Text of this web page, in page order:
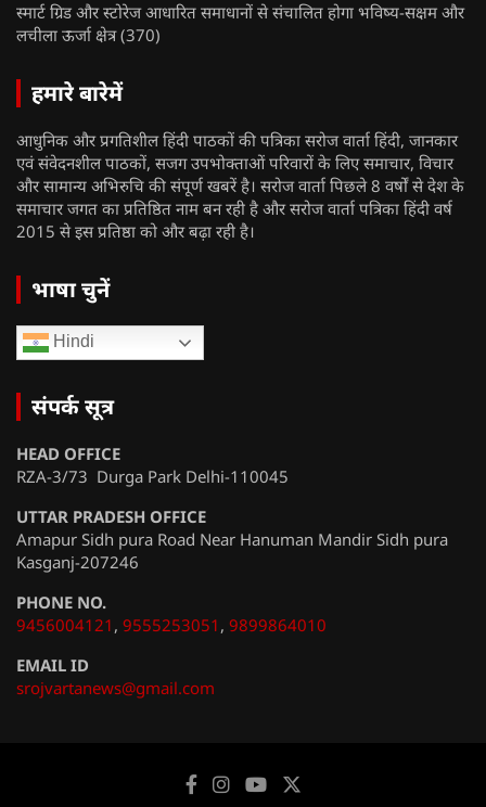
स्मार्ट ग्रिड और स्टोरेज आधारित समाधानों से संचालित होगा भविष्य-सक्षम और
लचीला ऊर्जा क्षेत्र (370)
हमारे बारेमें
आधुनिक और प्रगतिशील हिंदी पाठकों की पत्रिका सरोज वार्ता हिंदी, जानकार
एवं संवेदनशील पाठकों, सजग उपभोक्ताओं परिवारों के लिए समाचार, विचार
और सामान्य अभिरुचि की संपूर्ण खबरें है। सरोज वार्ता पिछले 8 वर्षों से देश के
समाचार जगत का प्रतिष्ठित नाम बन रही है और सरोज वार्ता पत्रिका हिंदी वर्ष
2015 से इस प्रतिष्ठा को और बढ़ा रही है।
भाषा चुनें
Hindi
संपर्क सूत्र
HEAD OFFICE
RZA-3/73 Durga Park Delhi-110045
UTTAR PRADESH OFFICE
Amapur Sidh pura Road Near Hanuman Mandir Sidh pura
Kasganj-207246
PHONE NO.
9456004121 , 9555253051 , 9899864010
EMAIL ID
srojvartanews@gmail.com